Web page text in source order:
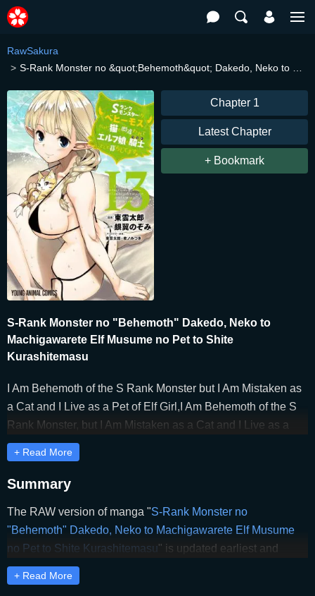
RawSakura
S-Rank Monster no &quot;Behemoth&quot; Dakedo, Neko to Machigawarete Elf Musume no Pet to Shite Kurashitemasu
Chapter 1
Latest Chapter
+ Bookmark
S-Rank Monster no "Behemoth" Dakedo, Neko to
Machigawarete Elf Musume no Pet to Shite
Kurashitemasu
I Am Behemoth of the S Rank Monster but I Am Mistaken as
a Cat and I Live as a Pet of Elf Girl,I Am Behemoth of the S
Rank Monster, but I Am Mistaken as a Cat and I Live as a
Pet of Elf Girl.,I'm a "Behemoth," an S-Ranked Monster, but
Mistaken for a Cat, I Live as an Elf Girl's Pet,Ich bin ein
mächtiger Behemoth und lebe als Kätzchen bei einer Elfe
Machigawarete Elf Musume no Kishi to Shite
Kurashitemasu,Soy un monstruo de rango S, Behemoth,
pero me confundieron con un gato y ahora vivo como el
caballero (mascota) de una chica elfa.,Sランクモンスターの
+ Read More
Summary
The RAW version of manga "S-Rank Monster no
"Behemoth" Dakedo, Neko to Machigawarete Elf Musume
no Pet to Shite Kurashitemasu" is updated earliest and
completely on RawSakura. Dear readers, please comment
and share to support RawSakura to release the latest
+ Read More